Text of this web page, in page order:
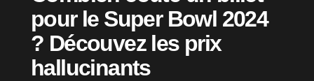
pour le Super Bowl 2024
? Découvez les prix
hallucinants